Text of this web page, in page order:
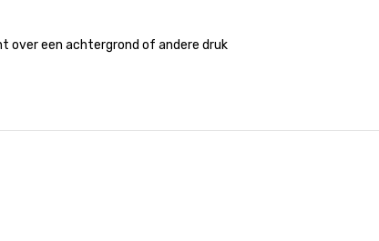
over een achtergrond of andere druk